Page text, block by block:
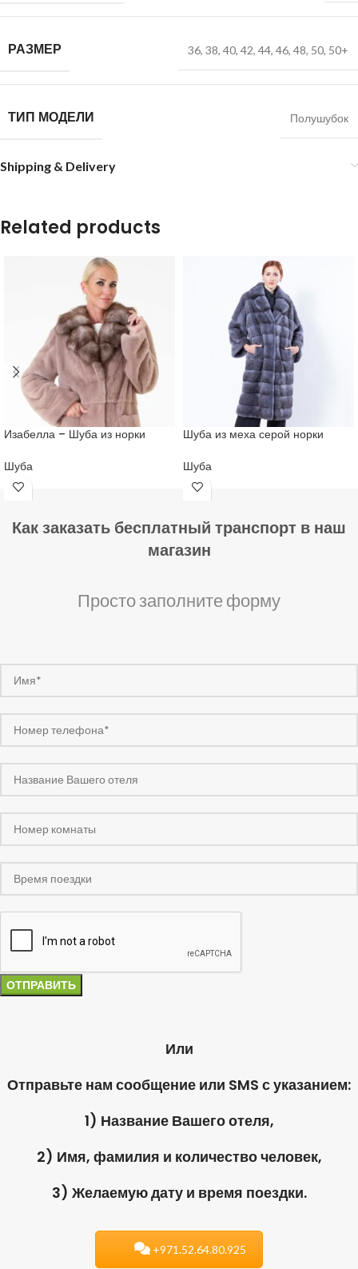
РАЗМЕР 36, 38, 40, 42, 44, 46, 48, 50, 50+
ТИП МОДЕЛИ Полушубок
Shipping & Delivery
Related products
Изабелла – Шуба из норки
Шуба
Шуба из меха серой норки
Шуба
Как заказать бесплатный транспорт в наш
магазин
Просто заполните форму
Или
Отправьте нам сообщение или SMS с указанием:
1) Название Вашего отеля,
2) Имя, фамилия и количество человек,
3) Желаемую дату и время поездки.
+971.52.64.80.925